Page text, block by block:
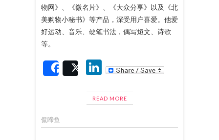
物网》、《微名片》、《大众分享》以及《北
美购物小秘书》等产品，深受用户喜爱。他爱
好运动、音乐、硬笔书法，偶写短文、诗歌
等。
SharePost Li
ke
n
READ MORE
侃啼鱼